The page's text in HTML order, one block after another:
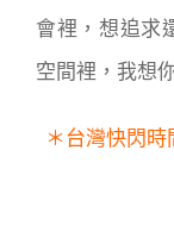
會裡，想追求
空間裡，我想
＊台灣快閃時